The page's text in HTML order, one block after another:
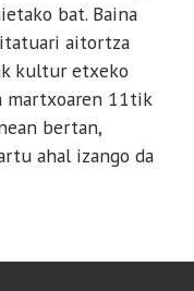
bat. Baina
aitortza
kultur etxeko
martxoaren 11tik
bertan,
ahal izango da